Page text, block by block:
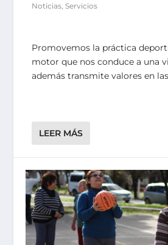
Noticias ,Servicios
Promovemos la práctica
motor que nos conduce a una
además transmite valores en
LEER MÁS